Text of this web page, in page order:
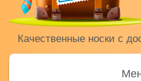
Качественные носки с